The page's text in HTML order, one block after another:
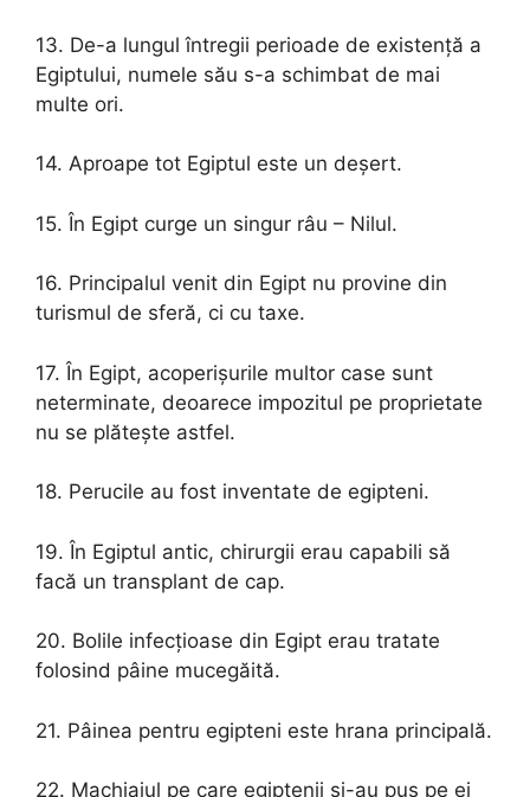
13. De-a lungul întregii perioade de existență a
Egiptului, numele său s-a schimbat de mai
multe ori.
14. Aproape tot Egiptul este un deșert.
15. În Egipt curge un singur râu – Nilul.
16. Principalul venit din Egipt nu provine din
turismul de sferă, ci cu taxe.
17. În Egipt, acoperișurile multor case sunt
neterminate, deoarece impozitul pe proprietate
nu se plătește astfel.
18. Perucile au fost inventate de egipteni.
19. În Egiptul antic, chirurgii erau capabili să
facă un transplant de cap.
20. Bolile infecțioase din Egipt erau tratate
folosind pâine mucegăită.
21. Pâinea pentru egipteni este hrana principală.
22. Machiajul pe care egiptenii și-au pus pe ei